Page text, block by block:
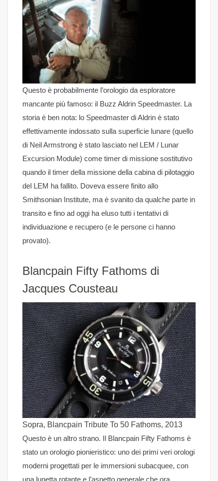
Questo è probabilmente l’orologio da esploratore
mancante più famoso: il Buzz Aldrin Speedmaster. La
storia è ben nota: lo Speedmaster di Aldrin è stato
effettivamente indossato sulla superficie lunare (quello
di Neil Armstrong è stato lasciato nel LEM / Lunar
Excursion Module) come timer di missione sostitutivo
quando il timer della missione della cabina di pilotaggio
del LEM ha fallito. Doveva essere finito allo
Smithsonian Institute, ma è svanito da qualche parte in
transito e fino ad oggi ha eluso tutti i tentativi di
individuazione e recupero (e le persone ci hanno
provato).
Blancpain Fifty Fathoms di
Jacques Cousteau
Sopra, Blancpain Tribute To 50 Fathoms, 2013
Questo è un altro strano. Il Blancpain Fifty Fathoms è
stato un orologio pionieristico: uno dei primi veri orologi
moderni progettati per le immersioni subacquee, con